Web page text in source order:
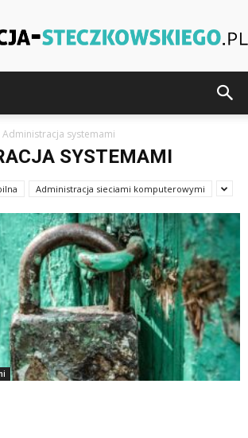
Steczkowskiego.pl
Administracja systemami
SYSTEMAMI
Administracja sieciami komputerowymi